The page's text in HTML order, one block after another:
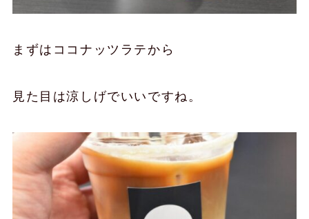
まずはココナッツラテから
見た目は涼しげでいいですね。